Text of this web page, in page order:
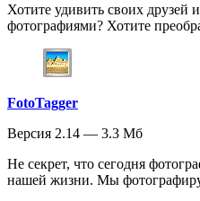
Хотите удивить своих друзей
фотографиями? Хотите
FotoTagger
Версия 2.14 — 3.3 Мб
Не секрет, что сегодня
нашей жизни. Мы